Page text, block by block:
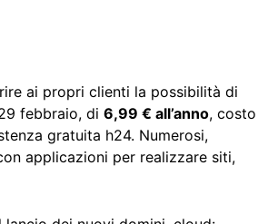
ai propri clienti la possibilità di
febbraio, di 6,99 € all’anno, costo
gratuita h24. Numerosi,
applicazioni per realizzare siti,